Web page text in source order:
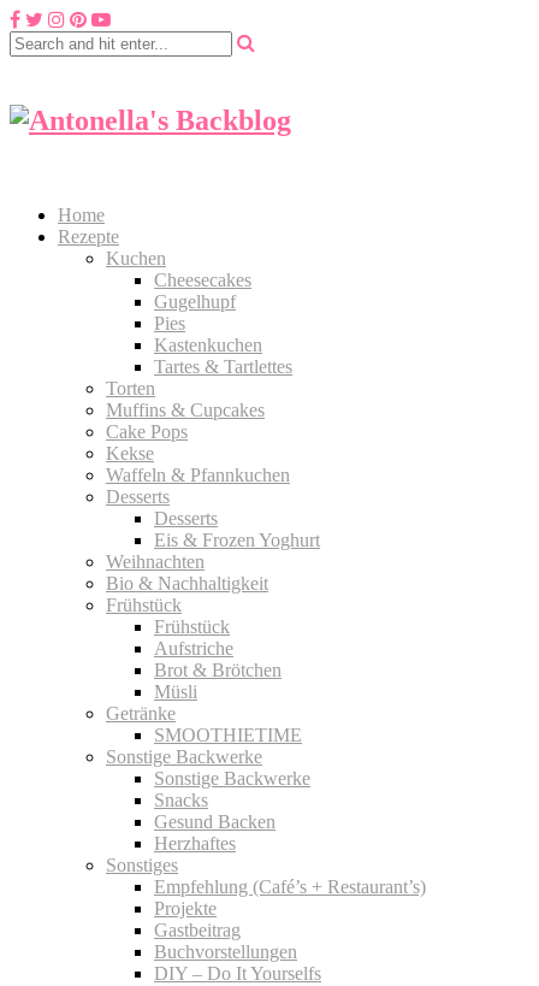
Home
Rezepte
Kuchen
Cheesecakes
Gugelhupf
Pies
Kastenkuchen
Tartes & Tartlettes
Torten
Muffins & Cupcakes
Cake Pops
Kekse
Waffeln & Pfannkuchen
Desserts
Desserts
Eis & Frozen Yoghurt
Weihnachten
Bio & Nachhaltigkeit
Frühstück
Frühstück
Aufstriche
Brot & Brötchen
Müsli
Getränke
SMOOTHIETIME
Sonstige Backwerke
Sonstige Backwerke
Snacks
Gesund Backen
Herzhaftes
Sonstiges
Empfehlung (Café’s + Restaurant’s)
Projekte
Gastbeitrag
Buchvorstellungen
DIY – Do It Yourselfs